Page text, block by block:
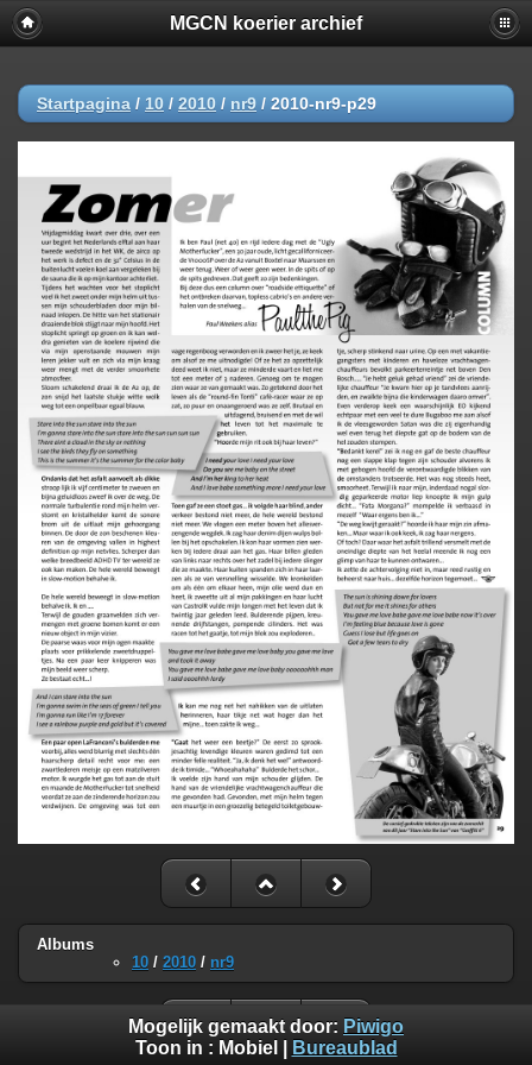
MGCN koerier archief
Startpagina / 10 / 2010 / nr9 / 2010-nr9-p29
Albums
10 / 2010 / nr9
Mogelijk gemaakt door: Piwigo
Toon in : Mobiel Bureaublad